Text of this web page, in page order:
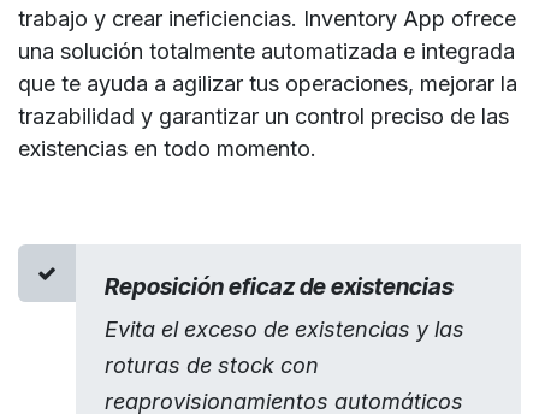
trabajo y crear ineficiencias. Inventory App ofrece
una solución totalmente automatizada e integrada
que te ayuda a agilizar tus operaciones, mejorar la
trazabilidad y garantizar un control preciso de las
existencias en todo momento.
Reposición eficaz de existencias
Evita el exceso de existencias y las
roturas de stock con
reaprovisionamientos automáticos